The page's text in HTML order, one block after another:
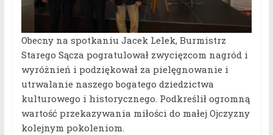
Obecny na spotkaniu Jacek Lelek, Burmistrz
Starego Sącza pogratulował zwycięzcom nagród i
wyróżnień i podziękował za pielęgnowanie i
utrwalanie naszego bogatego dziedzictwa
kulturowego i historycznego. Podkreślił ogromną
wartość przekazywania miłości do małej Ojczyzny
kolejnym pokoleniom.